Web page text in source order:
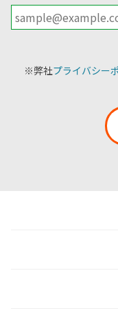
※弊社プライバシー